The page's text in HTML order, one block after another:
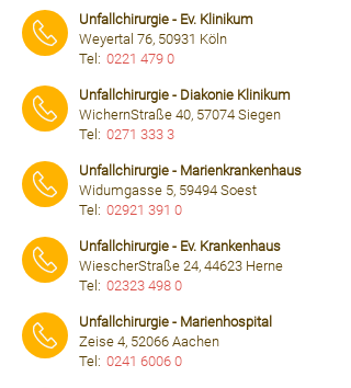
Unfallchirurgie - Ev. Klinikum
Weyertal 76, 50931 Köln
Tel: 0221 479 0
Unfallchirurgie - Diakonie Klinikum
WichernStraße 40, 57074 Siegen
Tel: 0271 333 3
Unfallchirurgie - Marienkrankenhaus
Widumgasse 5, 59494 Soest
Tel: 02921 391 0
Unfallchirurgie - Ev. Krankenhaus
WiescherStraße 24, 44623 Herne
Tel: 02323 498 0
Unfallchirurgie - Marienhospital
Zeise 4, 52066 Aachen
Tel: 0241 6006 0